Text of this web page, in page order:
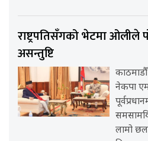
राष्ट्रपतिसँगको भेटमा ओलीले
असन्तुष्टि
काठमाडौँ
नेकपा
लामो